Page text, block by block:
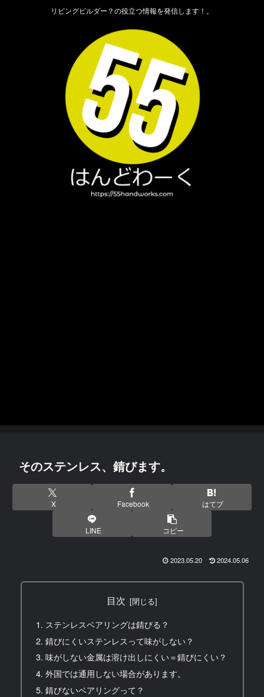
リビングビルダー？の役立つ情報を発信します！。
そのステンレス、錆びます。
X Facebook はてブ
LINE コピー
2023.05.20 2024.05.06
目次
ステンレスベアリングは錆びる？
錆びにくいステンレスって味がしない？
味がしない金属は溶け出しにくい＝錆びにくい？
外国では通用しない場合があります。
錆びないベアリングって？